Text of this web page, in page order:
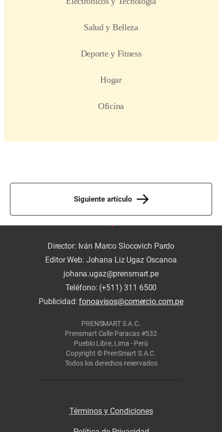
Siguiente artículo
Director: Iván Marco Slocovich Pardo
Editor Web: Johana Liz Ugaz Oscanoa
johana.ugaz@prensmart.pe
Teléfono: (+511) 311 6500
Publicidad:fonoavisos@comercio.com.pe
PRENSMART S.A.C.
Prensmart Calle Paracas #532
Pueblo Libre, Lima - Perú
Copyright © PrenSmart S.A.C.
Todos los derechos reservados
Términos y Condiciones